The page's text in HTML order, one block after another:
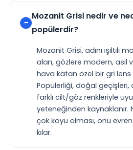
Mozanit Grisi nedir ve
popülerdir?
Mozanit Grisi, adını ışıltılı
alan, gözlere modern, asil
hava katan özel bir gri
Popülerliği, doğal geçişleri,
farklı cilt/göz renkleriyle
yeteneğinden kaynaklanır.
çok koyu olması, onu
kılar.